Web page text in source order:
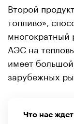
Второй
топливо»,
многократный
АЭС на
имеет
зарубежных
Что нас